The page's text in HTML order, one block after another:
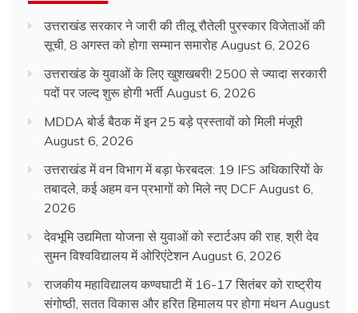
उत्तराखंड सरकार ने जारी की तीलू रौतेली पुरस्कार विजेताओं की
सूची, 8 अगस्त को होगा सम्मान समारोह August 6, 2026
उत्तराखंड के युवाओं के लिए खुशखबरी! 2500 से ज्यादा सरकारी
पदों पर जल्द शुरू होगी भर्ती August 6, 2026
MDDA बोर्ड बैठक में इन 25 बड़े प्रस्तावों को मिली मंजूरी
August 6, 2026
उत्तराखंड में वन विभाग में बड़ा फेरबदल: 19 IFS अधिकारियों के
तबादले, कई अहम वन प्रभागों को मिले नए DCF August 6,
2026
देवभूमि उद्यमिता योजना से युवाओं को स्टार्टअप की राह, श्री देव
सुमन विश्वविद्यालय में ओरिएंटेशन August 6, 2026
राजकीय महाविद्यालय कण्वघाटी में 16-17 सितंबर को राष्ट्रीय
संगोष्ठी, सतत विकास और हरित हिमालय पर होगा मंथन August